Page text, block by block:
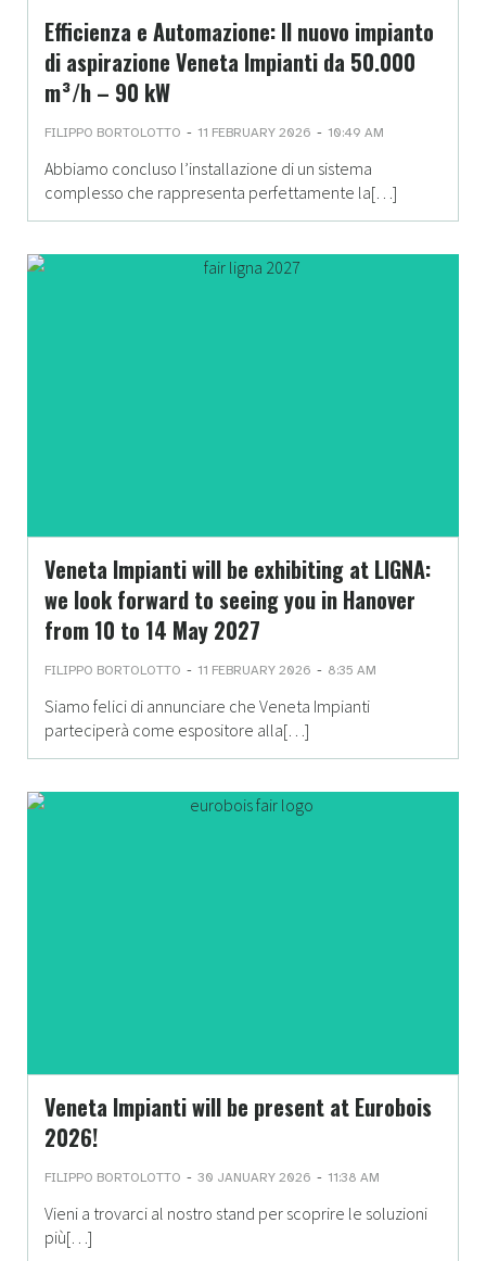
Efficienza e Automazione: Il nuovo impianto
di aspirazione Veneta Impianti da 50.000
m³/h – 90 kW
FILIPPO BORTOLOTTO - 11 FEBRUARY 2026 - 10:49 AM
Abbiamo concluso l’installazione di un sistema
complesso che rappresenta perfettamente la[…]
Veneta Impianti will be exhibiting at LIGNA:
we look forward to seeing you in Hanover
from 10 to 14 May 2027
FILIPPO BORTOLOTTO - 11 FEBRUARY 2026 - 8:35 AM
Siamo felici di annunciare che Veneta Impianti
parteciperà come espositore alla[…]
Veneta Impianti will be present at Eurobois
2026!
FILIPPO BORTOLOTTO - 30 JANUARY 2026 - 11:38 AM
Vieni a trovarci al nostro stand per scoprire le soluzioni
più[…]